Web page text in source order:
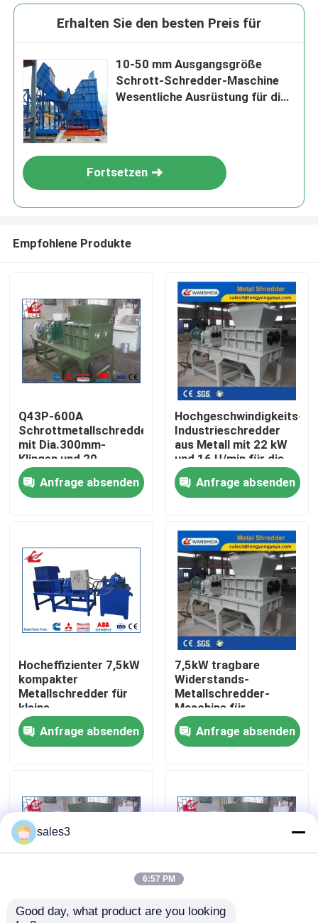
Produkte
Über uns
Qualitätskontrolle
Kontakt mit uns
Rechtssachen
Bitte um ein Angebot
Industrielle Ballenpreßmaschine
Erhalten Sie den besten Preis für
10-50 mm Ausgangsgröße
Schrott-Schredder-Maschine
Wesentliche Ausrüstung für die
Fortsetzen
Empfohlene Produkte
Q43P-600A
Schrottmetallschredder
mit Dia.300mm-
Klingen und 20-
teiligem
Schneidegerät zur
Abfallmengeverringerung
Anfrage absenden
Hochgeschwindigkeits-
Industrieschredder
aus Metall mit 22 kW
und 16 U/min für die
Größenreduzierung
und das Recycling von
Schrottmetall
Anfrage absenden
Hocheffizienter 7,5kW
kompakter
Metallschredder für
kleine
Schrottrecyclinganlagen
mit einfacher Struktur
Anfrage absenden
7,5kW tragbare
Widerstands-
Metallschredder-
Maschine für
Schrottrecycling und
Volumenreduzierung
Anfrage absenden
Industrieller
Metallschredder-
sales3
6:57 PM
Good day, what product are you looking